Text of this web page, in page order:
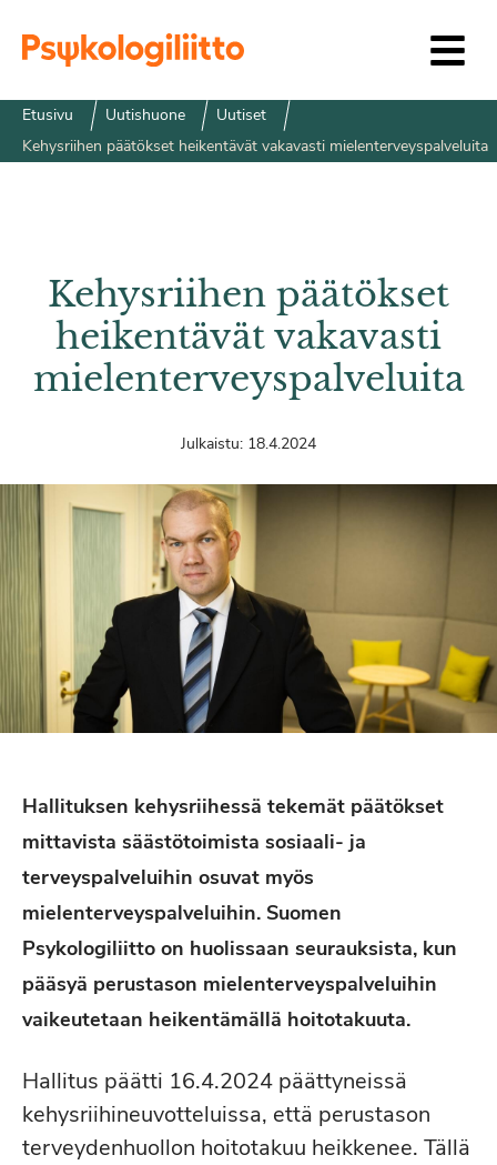
Etusivu Uutishuone
Uutiset
Kehysriihen päätökset heikentävät vakavasti mielenterveyspalveluita
Kehysriihen päätökset
heikentävät vakavasti
mielenterveyspalveluita
Julkaistu: 18.4.2024
Hallituksen kehysriihessä tekemät päätökset
mittavista säästötoimista sosiaali- ja
terveyspalveluihin osuvat myös
mielenterveyspalveluihin. Suomen
Psykologiliitto on huolissaan seurauksista, kun
pääsyä perustason mielenterveyspalveluihin
vaikeutetaan heikentämällä hoitotakuuta.
Hallitus päätti 16.4.2024 päättyneissä
kehysriihineuvotteluissa, että perustason
terveydenhuollon hoitotakuu heikkenee. Tällä